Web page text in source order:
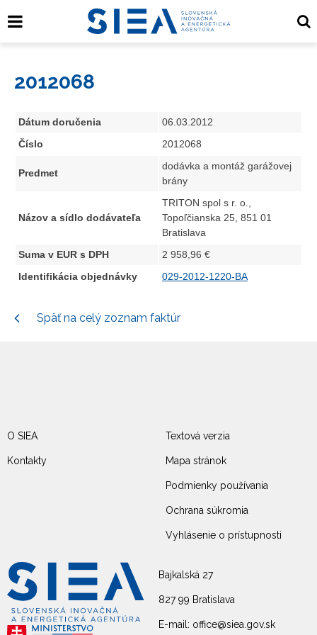
2012068
Dátum doručenia
06.03.2012
Číslo
2012068
Predmet
dodávka a montáž garážovej
brány
Názov a sídlo dodávateľa
TRITON spol s r. o.,
Topoľčianska 25, 851 01
Bratislava
Suma v EUR s DPH
2 958,96 €
Identifikácia objednávky
029-2012-1220-BA
Späť na celý zoznam faktúr
Bajkalská 27
827 99 Bratislava
E-mail: office@siea.gov.sk
O SIEA
Kontakty
Textová verzia
Mapa stránok
Podmienky používania
Ochrana súkromia
Vyhlásenie o prístupnosti